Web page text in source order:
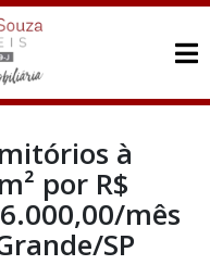
à
por R$
mês
SP